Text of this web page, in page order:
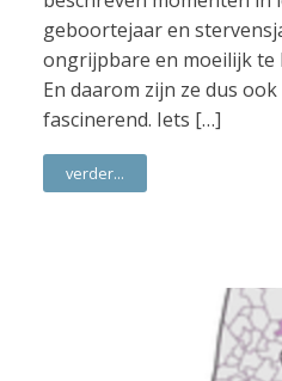
geboortejaar en
ongrijpbare en moeilijk te
En daarom zijn ze dus
fascinerend. Iets […]
verder...